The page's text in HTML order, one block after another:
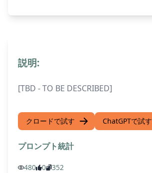
説明:
[TBD - TO BE DESCRIBED]
クロードで試す ChatGPTで試す
プロンプト統計
480 0 352